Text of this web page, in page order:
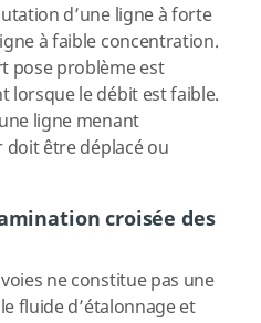
d’une ligne à forte
à faible concentration.
pose problème est
lorsque le débit est faible.
ligne menant
doit être déplacé ou
croisée des
ne constitue pas une
fluide d’étalonnage et